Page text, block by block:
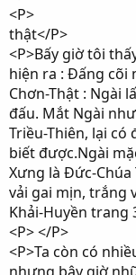
<P> Đấng
thật</P>
<P>Bấy giờ tôi
hiện ra : Đấng cõi
Chơn-Thật : Ngài
đấu. Mắt Ngài
Triều-Thiên, lại
biết được.Ngài
Xưng là Đức-
vải gai mịn, trắng
Khải-Huyền trang
<P> </P>
<P>Ta còn có